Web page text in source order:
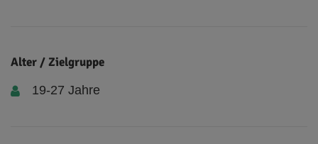
Alter / Zielgruppe
19-27 Jahre